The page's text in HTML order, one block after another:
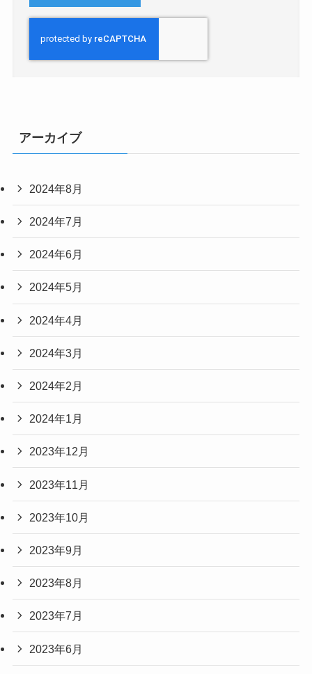
アーカイブ
2024年8月
2024年7月
2024年6月
2024年5月
2024年4月
2024年3月
2024年2月
2024年1月
2023年12月
2023年11月
2023年10月
2023年9月
2023年8月
2023年7月
2023年6月